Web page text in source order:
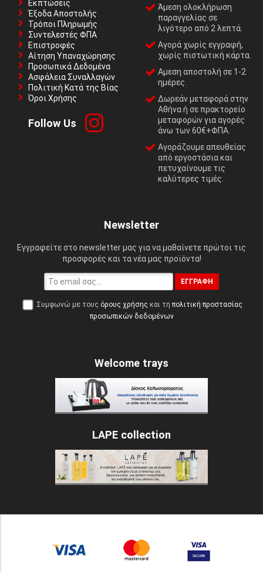
Εκπτώσεις
Έξοδα Αποστολής
Τρόποι Πληρωμής
Συντελεστές ΦΠΑ
Επιστροφές
Αίτηση Υπαναχώρησης
Προσωπικά Δεδομένα
Ασφάλεια Συναλλαγών
Πολιτική Κατά της Βίας
Όροι Χρήσης
Follow Us
Άμεση ολοκλήρωση
παραγγελίας σε
λιγότερο από 2 λεπτά.
Αγορά χωρίς εγγραφή,
χωρίς πιστωτική κάρτα.
Αμεση αποστολή σε 1-2
ημέρες.
Δωρεάν μεταφορά στην
Αθήνα ή σε πρακτορείο
μεταφορών για αγορές
άνω των 60€+ΦΠΑ.
Αγοράζουμε απευθείας
από εργοστάσια και
πετυχαίνουμε τις
καλύτερες τιμές.
Newsletter
Εγγραφείτε στο newsletter μας για να μαθαίνετε πρώτοι τις
προσφορές και τα νέα μας προϊόντα!
ΕΓΓΡΑΦΉ
Συμφωνώ με τους όρους χρήσης και τη πολιτική προστασίας
προσωπικών δεδομένων
Welcome trays
LAPE collection